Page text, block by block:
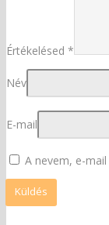
Értékelésed *
Név
E-mail
A nevem, e-